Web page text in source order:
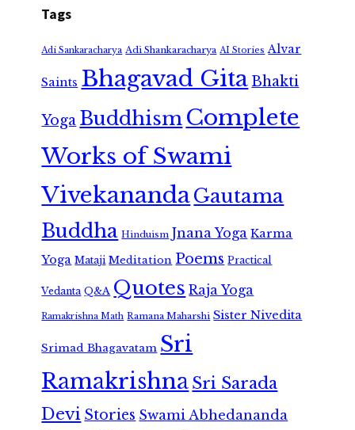
Tags
Adi Sankaracharya Adi Shankaracharya AI Stories Alvar
Saints Bhagavad GitaBhakti
Yoga Buddhism Complete
Works of Swami
VivekanandaGautama
Buddha Hinduism Jnana Yoga Karma
Yoga Mataji Meditation Poems Practical
Vedanta Q&A Quotes Raja Yoga
Ramakrishna Math Ramana Maharshi Sister Nivedita
Srimad Bhagavatam Sri
RamakrishnaSri Sarada
Devi Stories Swami Abhedananda